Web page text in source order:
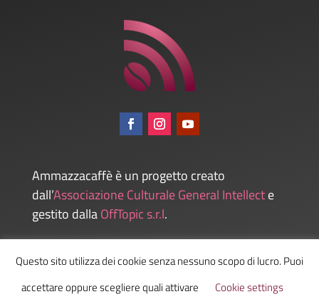
Ammazzacaffè è un progetto creato
dall’Associazione Culturale General Intellecte
gestito dallaOffTopic s.r.l.
Admin
Questo sito utilizza dei cookie senza nessuno scopo di lucro. Puoi
accettare oppure scegliere quali attivare
Cookie settings